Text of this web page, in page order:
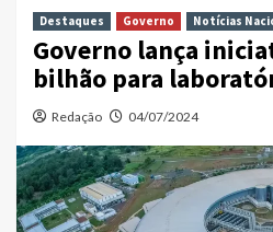
Destaques Governo Notícias
Governo lança
bilhão para
Redação 04/07/2024